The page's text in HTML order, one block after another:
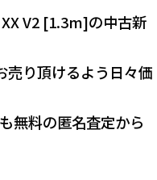
V2 [1.3m]の中古新
売り頂けるよう日々価
無料の匿名査定から